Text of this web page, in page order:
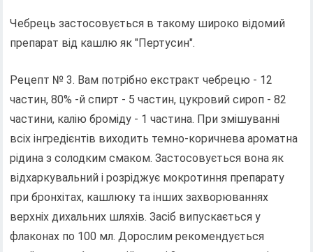
Чебрець застосовується в такому широко відомий
препарат від кашлю як "Пертусин".
Рецепт № 3. Вам потрібно екстракт чебрецю - 12
частин, 80% -й спирт - 5 частин, цукровий сироп - 82
частини, калію броміду - 1 частина. При змішуванні
всіх інгредієнтів виходить темно-коричнева ароматна
рідина з солодким смаком. Застосовується вона як
відхаркувальний і розріджує мокротиння препарату
при бронхітах, кашлюку та інших захворюваннях
верхніх дихальних шляхів. Засіб випускається у
флаконах по 100 мл. Дорослим рекомендується